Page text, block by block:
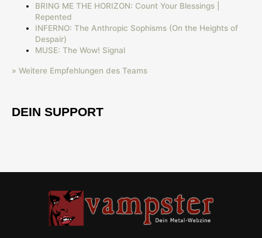
BRING ME THE HORIZON: Count Your Blessings |
Repented
INFERNO: The Anthropic Sophisms (On the Heights of
Despair)
MUSE: The Wow! Signal
» Weitere Empfehlungen des Teams
DEIN SUPPORT